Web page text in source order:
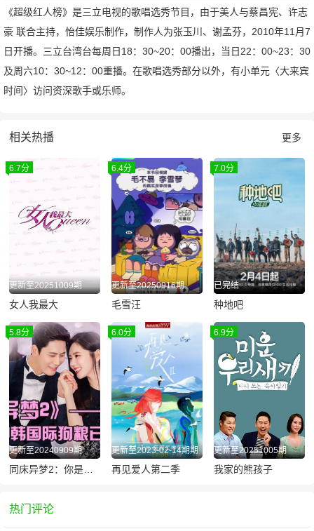
《超级红人榜》是三立电视的歌唱选秀节目，由于美人与蔡昌宪、许志
豪 联合主持，怡佳娱乐制作，制作人为张玉川、谢孟芬，2010年11月7
日开播。三立台湾台每周日18：30~20：00播出，当日22：00~23：30
及周六10：30~12：00重播。在歌唱选秀部分以外，有小单元〈大来宾
时间〉访问资深歌手或乐师。
相关热播 更多
6.7分
更新至20251009期
女人我最大
6.4分
更新至20250916期
毛雪汪
7.0分
已完结
种地吧
5.8分
更新至20240909期
6.0分
更新至2023-02-14期期
再见爱人第二季
6.9分
更新至20251005期
我家的熊孩子
热门评论